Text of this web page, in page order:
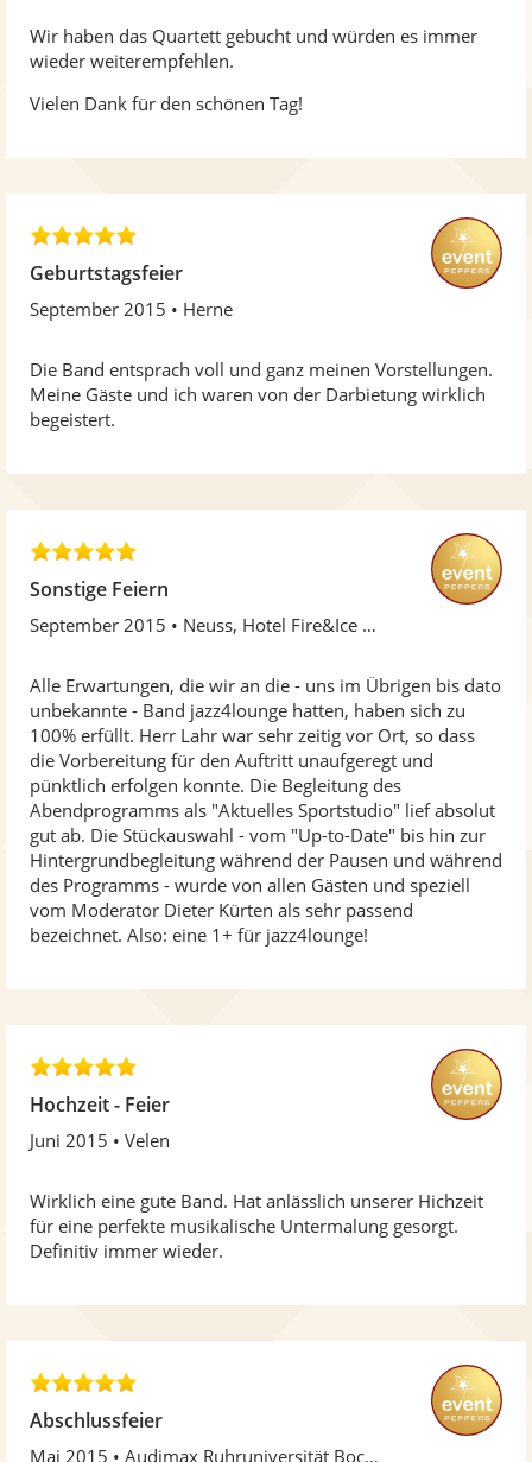
Wir haben das Quartett gebucht und würden es immer
wieder weiterempfehlen.
Vielen Dank für den schönen Tag!
5
0
v
5
n
Geburtstagsfeier
September 2015 Herne
Die Band entsprach voll und ganz meinen Vorstellungen.
Meine Gäste und ich waren von der Darbietung wirklich
begeistert.
5
,
0
v
5
S
n
Sonstige Feiern
September 2015 Neuss, Hotel Fire&Ice an der Neusser Skihalle
Alle Erwartungen, die wir an die - uns im Übrigen bis dato
unbekannte - Band jazz4lounge hatten, haben sich zu
100% erfüllt. Herr Lahr war sehr zeitig vor Ort, so dass
die Vorbereitung für den Auftritt unaufgeregt und
pünktlich erfolgen konnte. Die Begleitung des
Abendprogramms als "Aktuelles Sportstudio" lief absolut
gut ab. Die Stückauswahl - vom "Up-to-Date" bis hin zur
Hintergrundbegleitung während der Pausen und während
des Programms - wurde von allen Gästen und speziell
vom Moderator Dieter Kürten als sehr passend
bezeichnet. Also: eine 1+ für jazz4lounge!
5
0
v
5
n
Hochzeit - Feier
Juni 2015 Velen
Wirklich eine gute Band. Hat anlässlich unserer Hichzeit
für eine perfekte musikalische Untermalung gesorgt.
Definitiv immer wieder.
5
0
v
Abschlussfeier
Mai 2015 Audimax Ruhruniversität Bochum